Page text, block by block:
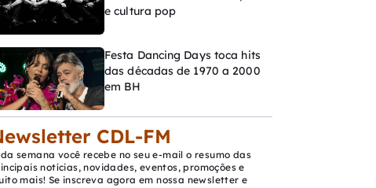
e cultura pop
Festa Dancing Days toca hits
das décadas de 1970 a 2000
em BH
CDL-FM
semana você recebe no seu e-mail o resumo das
notícias, novidades, eventos, promoções e
mais! Se inscreva agora em nossa newsletter e